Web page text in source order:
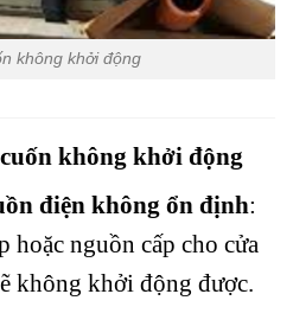
không khởi động
không khởi động
điện không ổn định:
hoặc nguồn cấp cho cửa
không khởi động được.